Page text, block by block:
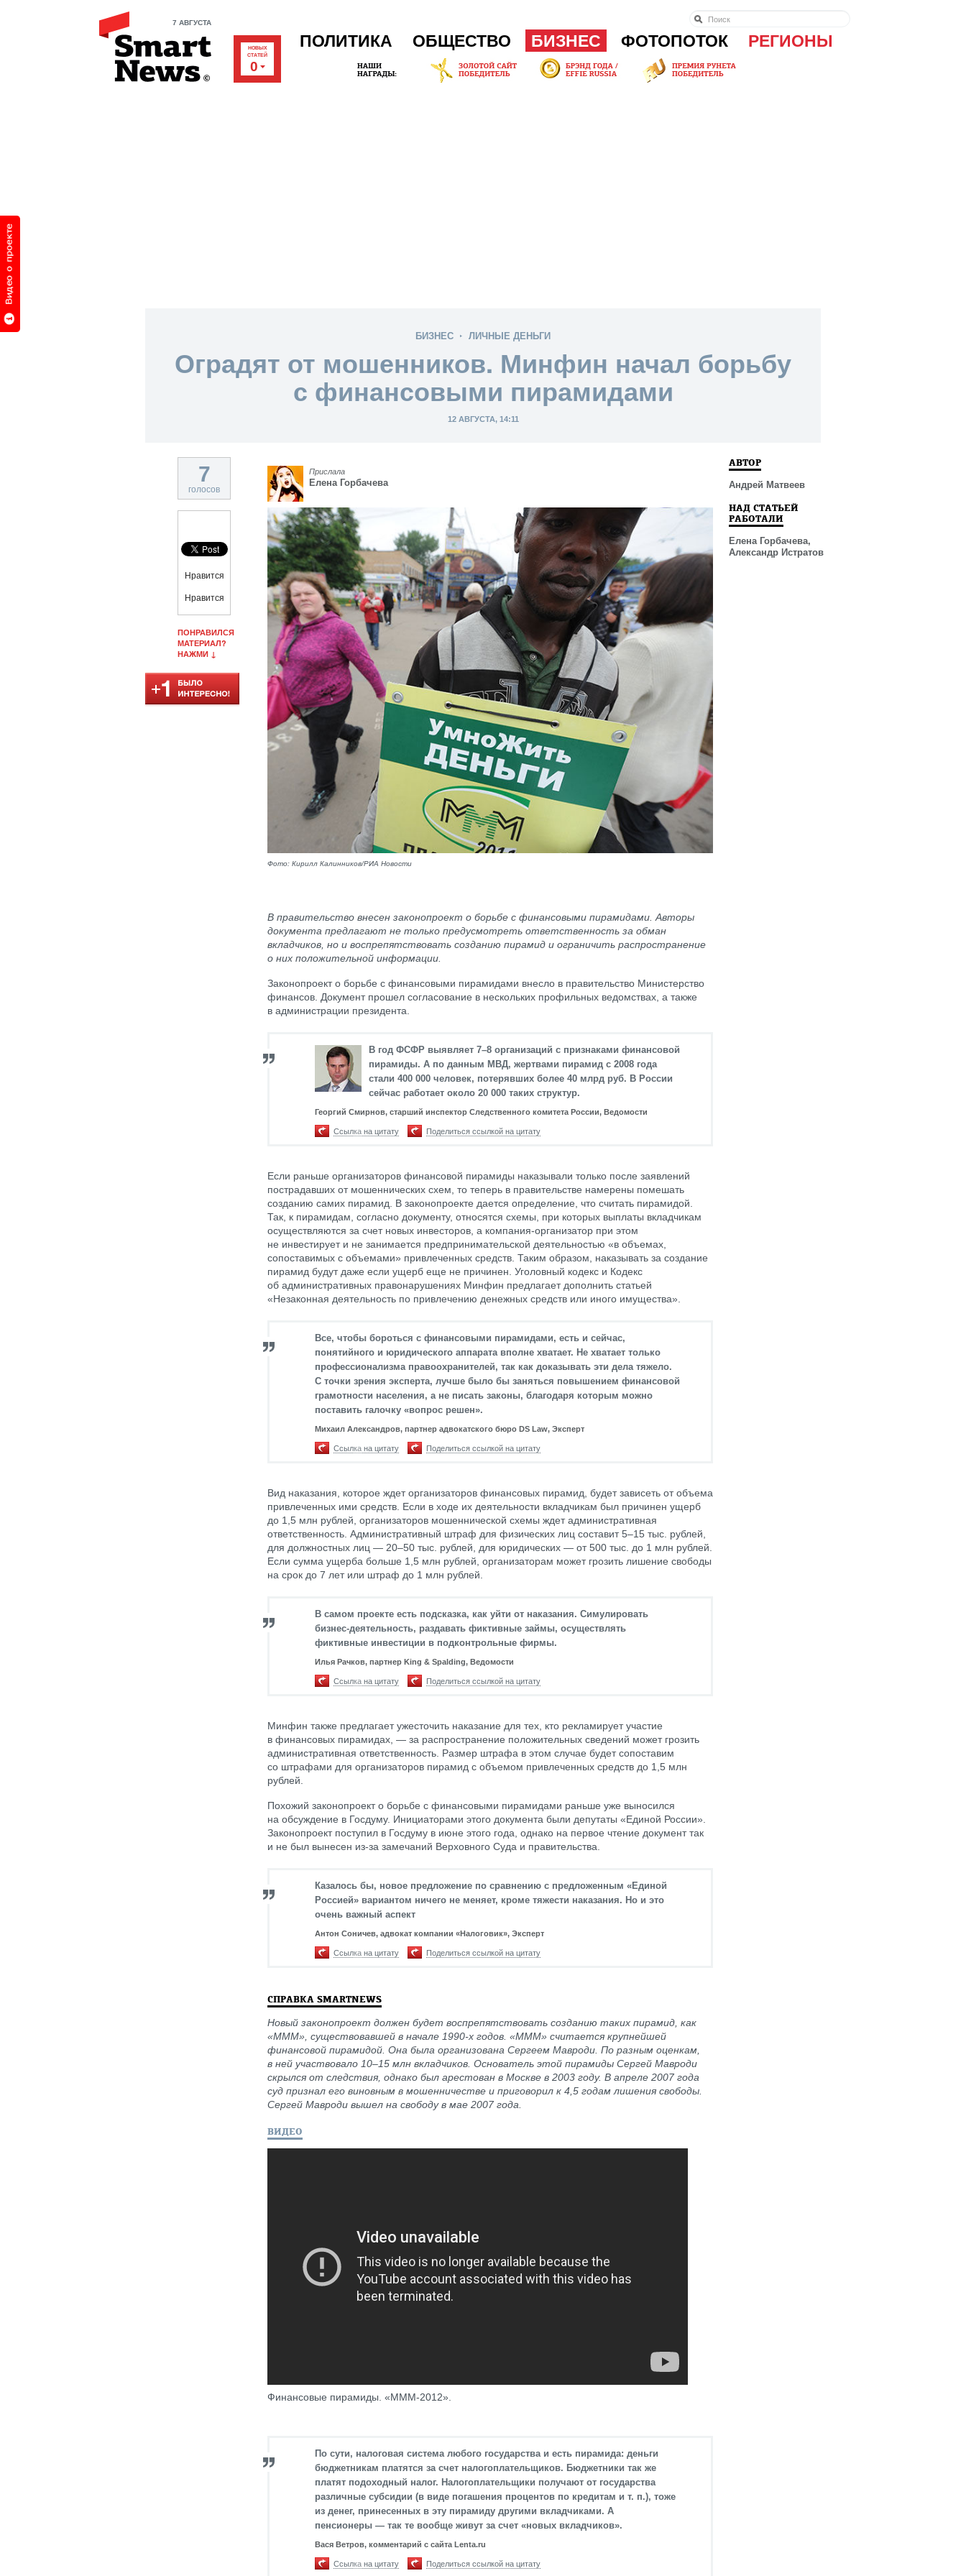
7 АВГУСТА
НОВЫХ
СТАТЕЙ
0
ПОЛИТИКА ОБЩЕСТВО БИЗНЕС ФОТОПОТОК РЕГИОНЫ
БИЗНЕС ЛИЧНЫЕ ДЕНЬГИ
Оградят от мошенников. Минфин начал борьбу
с финансовыми пирамидами
12 АВГУСТА, 14:11
7
голосов
Нравится
Нравится
ПОНРАВИЛСЯ
МАТЕРИАЛ?
НАЖМИ ↓
Прислала
Елена Горбачева
Фото: Кирилл Калинников/РИА Новости
В правительство внесен законопроект о борьбе с финансовыми пирамидами. Авторы
документа предлагают не только предусмотреть ответственность за обман
вкладчиков, но и воспрепятствовать созданию пирамид и ограничить распространение
о них положительной информации.
Законопроект о борьбе с финансовыми пирамидами внесло в правительство Министерство
финансов. Документ прошел согласование в нескольких профильных ведомствах, а также
в администрации президента.
В год ФСФР выявляет 7–8 организаций с признаками финансовой
пирамиды. А по данным МВД, жертвами пирамид с 2008 года
стали 400 000 человек, потерявших более 40 млрд руб. В России
сейчас работает около 20 000 таких структур.
Георгий Смирнов, старший инспектор Следственного комитета России, Ведомости
Ссылка на цитату Поделиться ссылкой на цитату
Если раньше организаторов финансовой пирамиды наказывали только после заявлений
пострадавших от мошеннических схем, то теперь в правительстве намерены помешать
созданию самих пирамид. В законопроекте дается определение, что считать пирамидой.
Так, к пирамидам, согласно документу, относятся схемы, при которых выплаты вкладчикам
осуществляются за счет новых инвесторов, а компания-организатор при этом
не инвестирует и не занимается предпринимательской деятельностью «в объемах,
сопоставимых с объемами» привлеченных средств. Таким образом, наказывать за создание
пирамид будут даже если ущерб еще не причинен. Уголовный кодекс и Кодекс
об административных правонарушениях Минфин предлагает дополнить статьей
«Незаконная деятельность по привлечению денежных средств или иного имущества».
Все, чтобы бороться с финансовыми пирамидами, есть и сейчас,
понятийного и юридического аппарата вполне хватает. Не хватает только
профессионализма правоохранителей, так как доказывать эти дела тяжело.
С точки зрения эксперта, лучше было бы заняться повышением финансовой
грамотности населения, а не писать законы, благодаря которым можно
поставить галочку «вопрос решен».
Михаил Александров, партнер адвокатского бюро DS Law, Эксперт
Ссылка на цитату Поделиться ссылкой на цитату
Вид наказания, которое ждет организаторов финансовых пирамид, будет зависеть от объема
привлеченных ими средств. Если в ходе их деятельности вкладчикам был причинен ущерб
до 1,5 млн рублей, организаторов мошеннической схемы ждет административная
ответственность. Административный штраф для физических лиц составит 5–15 тыс. рублей,
для должностных лиц — 20–50 тыс. рублей, для юридических — от 500 тыс. до 1 млн рублей.
Если сумма ущерба больше 1,5 млн рублей, организаторам может грозить лишение свободы
на срок до 7 лет или штраф до 1 млн рублей.
В самом проекте есть подсказка, как уйти от наказания. Симулировать
бизнес-деятельность, раздавать фиктивные займы, осуществлять
фиктивные инвестиции в подконтрольные фирмы.
Илья Рачков, партнер King & Spalding, Ведомости
Ссылка на цитату Поделиться ссылкой на цитату
Минфин также предлагает ужесточить наказание для тех, кто рекламирует участие
в финансовых пирамидах, — за распространение положительных сведений может грозить
административная ответственность. Размер штрафа в этом случае будет сопоставим
со штрафами для организаторов пирамид с объемом привлеченных средств до 1,5 млн
рублей.
Похожий законопроект о борьбе с финансовыми пирамидами раньше уже выносился
на обсуждение в Госдуму. Инициаторами этого документа были депутаты «Единой России».
Законопроект поступил в Госдуму в июне этого года, однако на первое чтение документ так
и не был вынесен из-за замечаний Верховного Суда и правительства.
Казалось бы, новое предложение по сравнению с предложенным «Единой
Россией» вариантом ничего не меняет, кроме тяжести наказания. Но и это
очень важный аспект
Антон Соничев, адвокат компании «Налоговик», Эксперт
Ссылка на цитату Поделиться ссылкой на цитату
СПРАВКА SMARTNEWS
Новый законопроект должен будет воспрепятствовать созданию таких пирамид, как
«МММ», существовавшей в начале 1990-х годов. «МММ» считается крупнейшей
финансовой пирамидой. Она была организована Сергеем Мавроди. По разным оценкам,
в ней участвовало 10–15 млн вкладчиков. Основатель этой пирамиды Сергей Мавроди
скрылся от следствия, однако был арестован в Москве в 2003 году. В апреле 2007 года
суд признал его виновным в мошенничестве и приговорил к 4,5 годам лишения свободы.
Сергей Мавроди вышел на свободу в мае 2007 года.
ВИДЕО
Финансовые пирамиды. «МММ-2012».
По сути, налоговая система любого государства и есть пирамида: деньги
бюджетникам платятся за счет налогоплательщиков. Бюджетники так же
платят подоходный налог. Налогоплательщики получают от государства
различные субсидии (в виде погашения процентов по кредитам и т. п.), тоже
из денег, принесенных в эту пирамиду другими вкладчиками. А
пенсионеры — так те вообще живут за счет «новых вкладчиков».
Вася Ветров, комментарий с сайта Lenta.ru
Ссылка на цитату Поделиться ссылкой на цитату
АВТОР
Андрей Матвеев
НАД СТАТЬЕЙ
РАБОТАЛИ
Елена Горбачева,
Александр Истратов